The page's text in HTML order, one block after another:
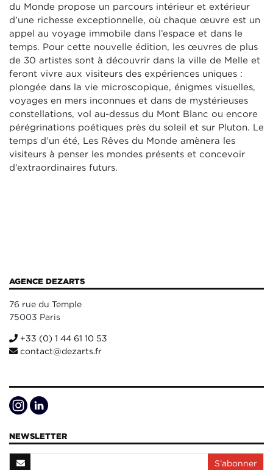
du Monde propose un parcours intérieur et extérieur
d’une richesse exceptionnelle, où chaque œuvre est un
appel au voyage immobile dans l’espace et dans le
temps. Pour cette nouvelle édition, les œuvres de plus
de 30 artistes sont à découvrir dans la ville de Melle et
feront vivre aux visiteurs des expériences uniques :
plongée dans la vie microscopique, énigmes visuelles,
voyages en mers inconnues et dans de mystérieuses
constellations, vol au-dessus du Mont Blanc ou encore
pérégrinations poétiques près du soleil et sur Pluton. Le
temps d’un été, Les Rêves du Monde amènera les
visiteurs à penser les mondes présents et concevoir
d’extraordinaires futurs.
AGENCE DEZARTS
76 rue du Temple
75003 Paris
+33 (0) 1 44 61 10 53
contact@dezarts.fr
NEWSLETTER
S’abonner